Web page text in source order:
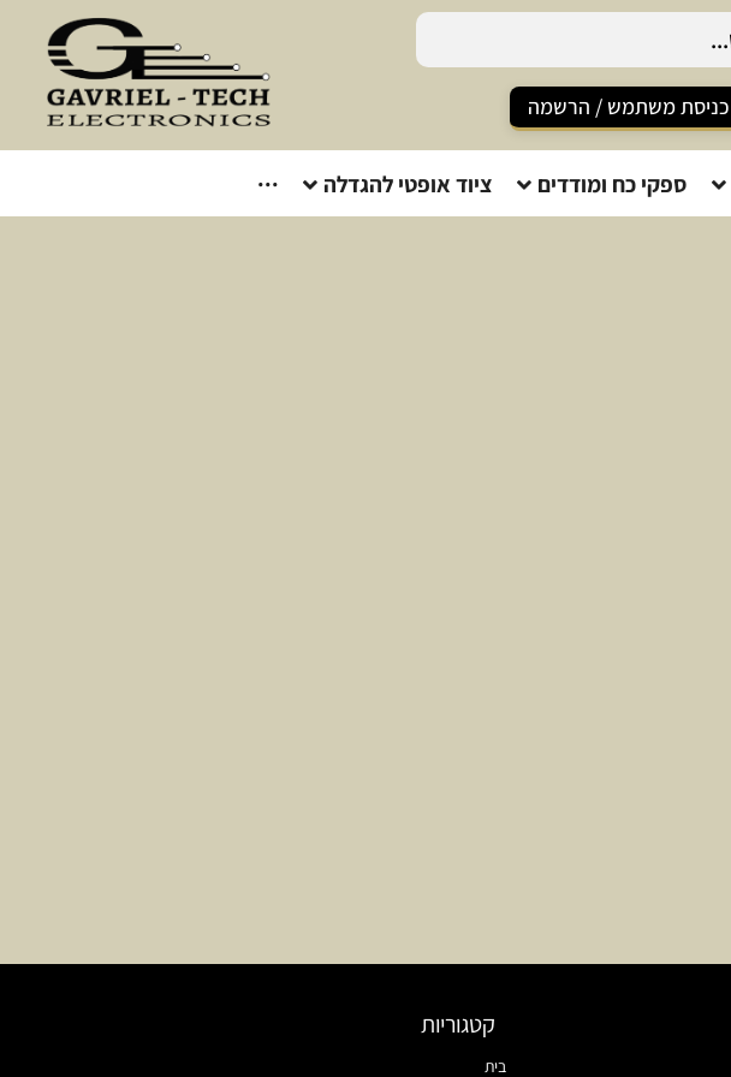
כניסת משתמש / הרשמה
ספקי כח ומודדים ציוד אופטי להגדלה ···
קטגוריות
בית